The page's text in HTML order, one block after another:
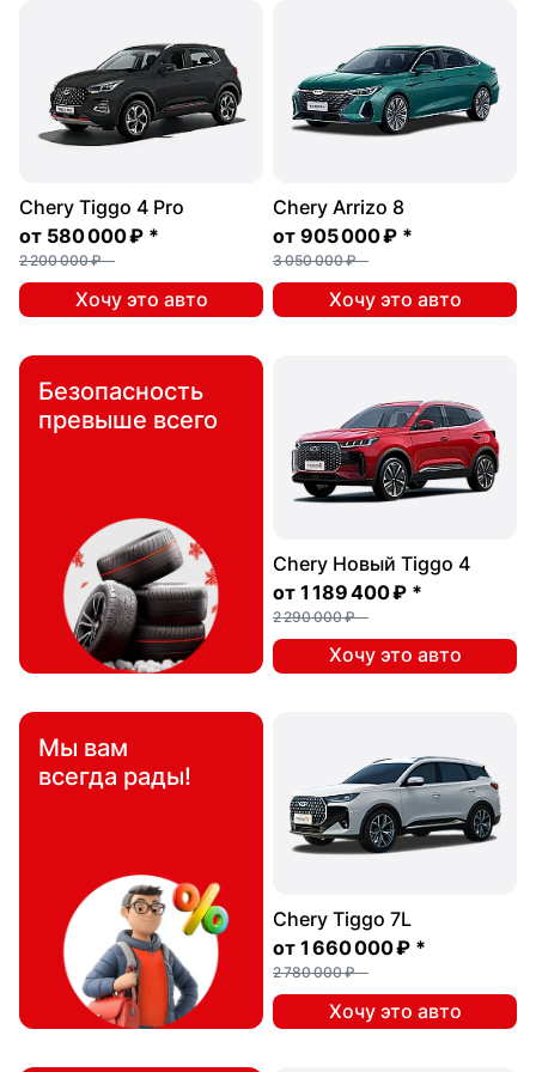
Chery Tiggo 4 Pro
от 580 000 ₽ *
2 200 000 ₽
Хочу это авто
Chery Arrizo 8
от 905 000 ₽ *
3 050 000 ₽
Хочу это авто
Безопасность
превыше всего
Chery Новый Tiggo 4
от 1 189 400 ₽ *
2 290 000 ₽
Хочу это авто
Мы вам
всегда рады!
Chery Tiggo 7L
от 1 660 000 ₽ *
2 780 000 ₽
Хочу это авто